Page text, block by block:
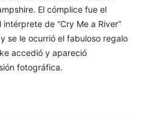
El cómplice fue el
de “Cry Me a River”
se le ocurrió el fabuloso regalo
accedió y apareció
fotográfica.